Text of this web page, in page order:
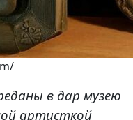
в дар музею
артисткой